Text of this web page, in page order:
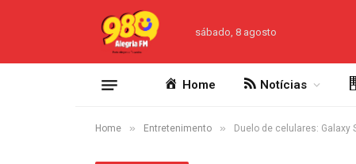
sábado, 8 agosto
Home Notícias
Home » Entretenimento » Duelo de celulares: Galaxy